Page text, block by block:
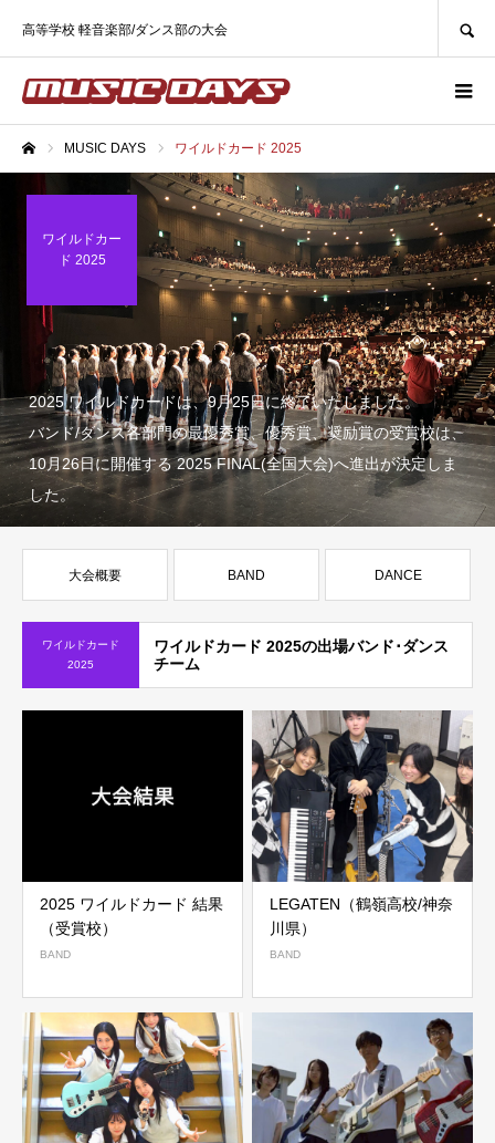
高等学校 軽音楽部/ダンス部の大会
MUSIC DAYS ワイルドカード 2025
ワイルドカー
ド 2025
2025 ワイルドカードは、9月25日に終了いたしました。
バンド/ダンス各部門の最優秀賞、優秀賞、奨励賞の受賞校は、
10月26日に開催する 2025 FINAL(全国大会)へ進出が決定しま
した。
大会概要 BAND DANCE
ワイルドカード
2025
ワイルドカード 2025の出場バンド･ダンス
チーム
2025 ワイルドカード 結果
（受賞校）
BAND
LEGATEN（鶴嶺高校/神奈
川県）
BAND